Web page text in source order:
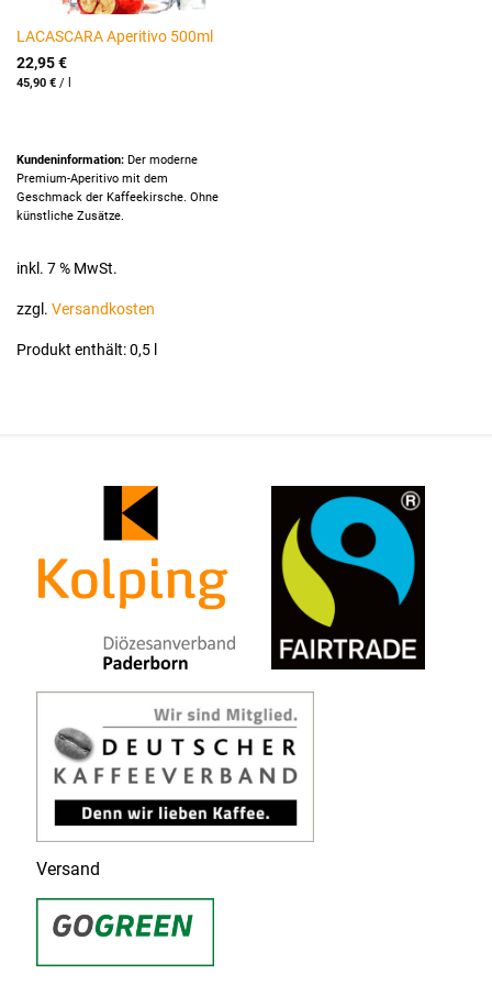
LACASCARA Aperitivo 500ml
22,95€
45,90 €/
Kundeninformation: Der moderne
Premium-Aperitivo mit dem
Geschmack der Kaffeekirsche. Ohne
künstliche Zusätze.
inkl. 7 % MwSt.
zzgl. Versandkosten
Produkt enthält: 0,5 l
Versand